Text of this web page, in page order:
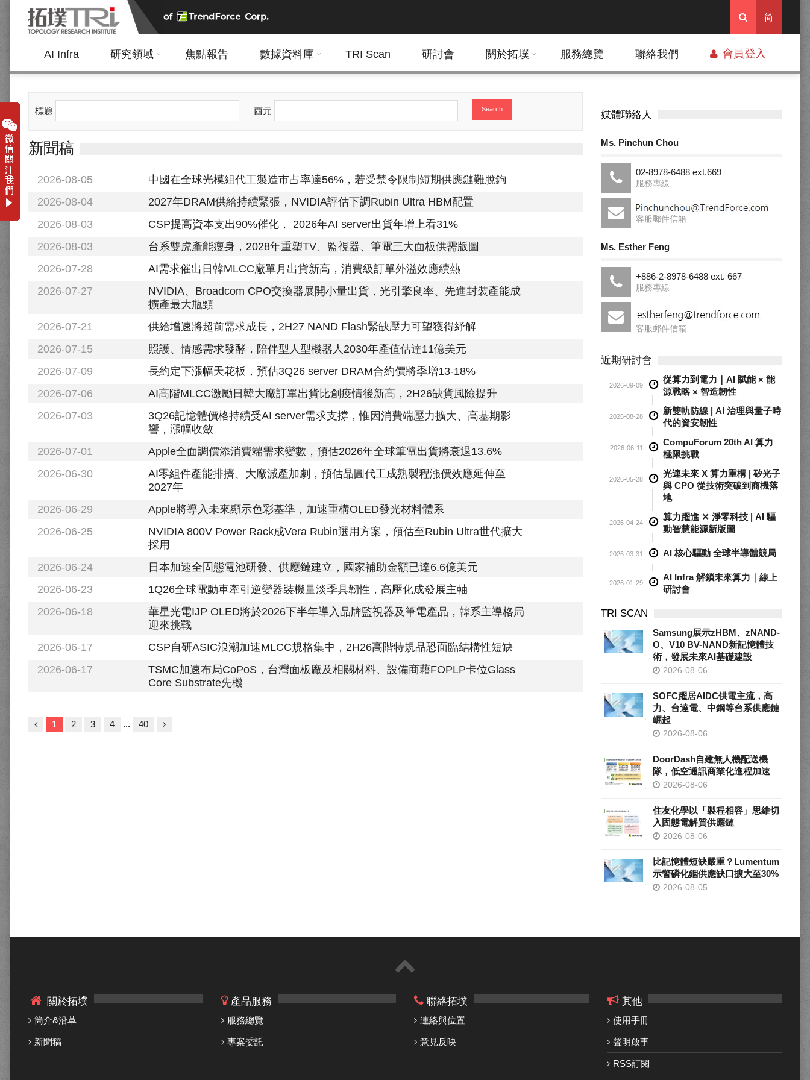
简
AI Infra 研究領域 焦點報告 數據資料庫 TRI Scan 研討會 關於拓墣 服務總覽 聯絡我們 會員登入
標題 西元 Search
新聞稿
2026-08-05
中國在全球光模組代工製造市占率達56%，若受禁令限制短期供應鏈難脫鉤
2026-08-04
2027年DRAM供給持續緊張，NVIDIA評估下調Rubin Ultra HBM配置
2026-08-03
CSP提高資本支出90%催化， 2026年AI server出貨年增上看31%
2026-08-03
台系雙虎產能瘦身，2028年重塑TV、監視器、筆電三大面板供需版圖
2026-07-28
AI需求催出日韓MLCC廠單月出貨新高，消費級訂單外溢效應續熱
2026-07-27
NVIDIA、Broadcom CPO交換器展開小量出貨，光引擎良率、先進封裝產能成
擴產最大瓶頸
2026-07-21
供給增速將超前需求成長，2H27 NAND Flash緊缺壓力可望獲得紓解
2026-07-15
照護、情感需求發酵，陪伴型人型機器人2030年產值估達11億美元
2026-07-09
長約定下漲幅天花板，預估3Q26 server DRAM合約價將季增13-18%
2026-07-06
AI高階MLCC激勵日韓大廠訂單出貨比創疫情後新高，2H26缺貨風險提升
2026-07-03
3Q26記憶體價格持續受AI server需求支撐，惟因消費端壓力擴大、高基期影
響，漲幅收斂
2026-07-01
Apple全面調價添消費端需求變數，預估2026年全球筆電出貨將衰退13.6%
2026-06-30
AI零組件產能排擠、大廠減產加劇，預估晶圓代工成熟製程漲價效應延伸至
2027年
2026-06-29
Apple將導入未來顯示色彩基準，加速重構OLED發光材料體系
2026-06-25
NVIDIA 800V Power Rack成Vera Rubin選用方案，預估至Rubin Ultra世代擴大
採用
2026-06-24
日本加速全固態電池研發、供應鏈建立，國家補助金額已達6.6億美元
2026-06-23
1Q26全球電動車牽引逆變器裝機量淡季具韌性，高壓化成發展主軸
2026-06-18
華星光電IJP OLED將於2026下半年導入品牌監視器及筆電產品，韓系主導格局
迎來挑戰
2026-06-17
CSP自研ASIC浪潮加速MLCC規格集中，2H26高階特規品恐面臨結構性短缺
2026-06-17
TSMC加速布局CoPoS，台灣面板廠及相關材料、設備商藉FOPLP卡位Glass
Core Substrate先機
1 2 3 4 ... 40
媒體聯絡人
Ms. Pinchun Chou
02-8978-6488 ext.669
服務專線
客服郵件信箱
Ms. Esther Feng
+886-2-8978-6488 ext. 667
服務專線
客服郵件信箱
近期研討會
2026-09-09
從算力到電力｜AI 賦能 × 能
源戰略 × 智造韌性
2026-08-28
新雙軌防線 | AI 治理與量子時
代的資安韌性
2026-06-11
CompuForum 20th AI 算力
極限挑戰
2026-05-28
光連未來 X 算力重構 | 矽光子
與 CPO 從技術突破到商機落
地
2026-04-24
算力躍進 ✕ 淨零科技 | AI 驅
動智慧能源新版圖
2026-03-31 AI 核心驅動 全球半導體競局
2026-01-29
AI Infra 解鎖未來算力｜線上
研討會
TRI SCAN
Samsung展示zHBM、zNAND-
O、V10 BV-NAND新記憶體技
術，發展未來AI基礎建設
2026-08-06
SOFC躍居AIDC供電主流，高
力、台達電、中鋼等台系供應鏈
崛起
2026-08-06
DoorDash自建無人機配送機
隊，低空通訊商業化進程加速
2026-08-06
住友化學以「製程相容」思維切
入固態電解質供應鏈
2026-08-06
比記憶體短缺嚴重？Lumentum
示警磷化銦供應缺口擴大至30%
2026-08-05
關於拓墣
簡介&沿革
新聞稿
產品服務
服務總覽
專案委託
聯絡拓墣
連絡與位置
意見反映
其他
使用手冊
聲明啟事
RSS訂閱